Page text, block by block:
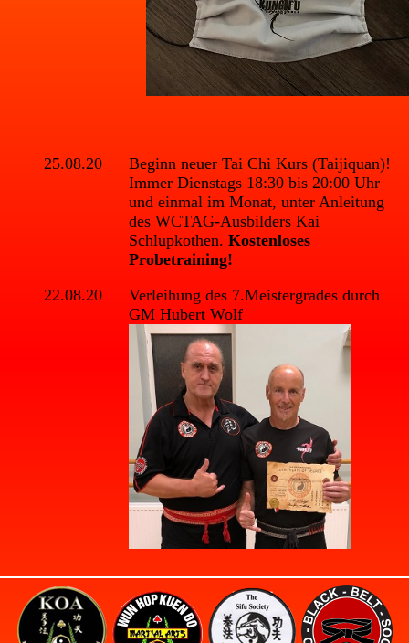
25.08.20
Beginn neuer Tai Chi Kurs (Taijiquan)!
Immer Dienstags 18:30 bis 20:00 Uhr
und einmal im Monat, unter Anleitung
des WCTAG-Ausbilders Kai
Schlupkothen. Kostenloses
Probetraining!
22.08.20
Verleihung des 7.Meistergrades durch
GM Hubert Wolf